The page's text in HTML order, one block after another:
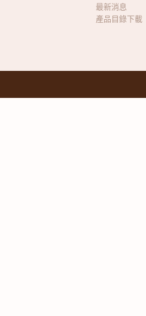
最新消息
產品目錄下載